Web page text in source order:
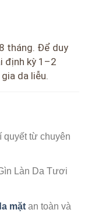
tháng. Để duy
định kỳ 1–2
da liễu.
quyết từ chuyên
Làn Da Tươi
mặt an toàn và